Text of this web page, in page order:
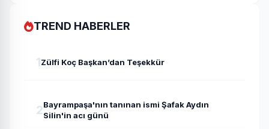
TREND HABERLER
1Zülfi Koç Başkan’dan Teşekkür
2Bayrampaşa'nın tanınan ismi Şafak Aydın
Silin'in acı günü